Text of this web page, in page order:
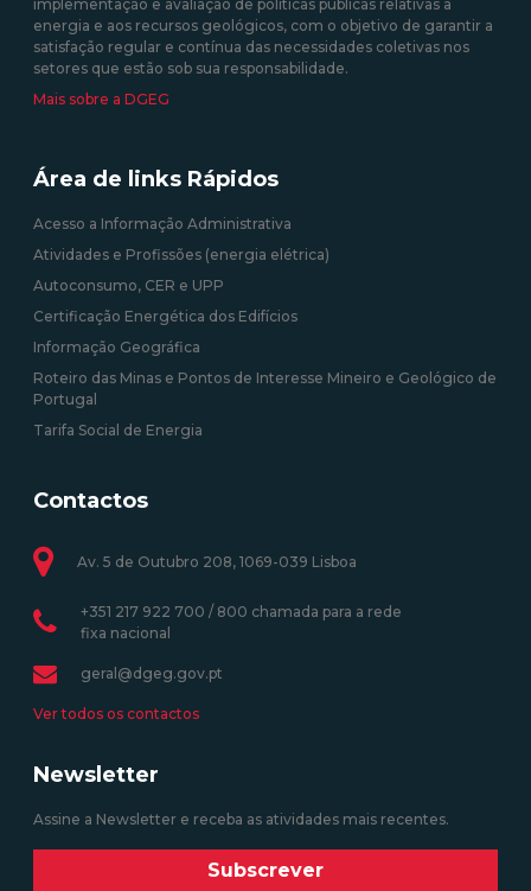
implementação e avaliação de políticas públicas relativas à
energia e aos recursos geológicos, com o objetivo de garantir a
satisfação regular e contínua das necessidades coletivas nos
setores que estão sob sua responsabilidade.
Mais sobre a DGEG
Área de links Rápidos
Acesso a Informação Administrativa
Atividades e Profissões (energia elétrica)
Autoconsumo, CER e UPP
Certificação Energética dos Edifícios
Informação Geográfica
Roteiro das Minas e Pontos de Interesse Mineiro e Geológico de
Portugal
Tarifa Social de Energia
Contactos
Av. 5 de Outubro 208, 1069-039 Lisboa
+351 217 922 700 / 800 chamada para a rede
fixa nacional
geral@dgeg.gov.pt
Ver todos os contactos
Newsletter
Assine a Newsletter e receba as atividades mais recentes.
Subscrever